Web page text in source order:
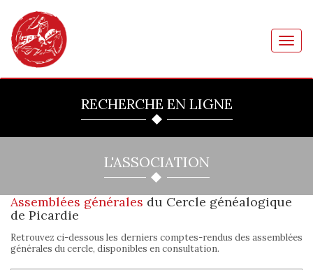
RECHERCHE EN LIGNE
L'ASSOCIATION
Assemblées générales du Cercle généalogique
de Picardie
Retrouvez ci-dessous les derniers comptes-rendus des assemblées
générales du cercle, disponibles en consultation.